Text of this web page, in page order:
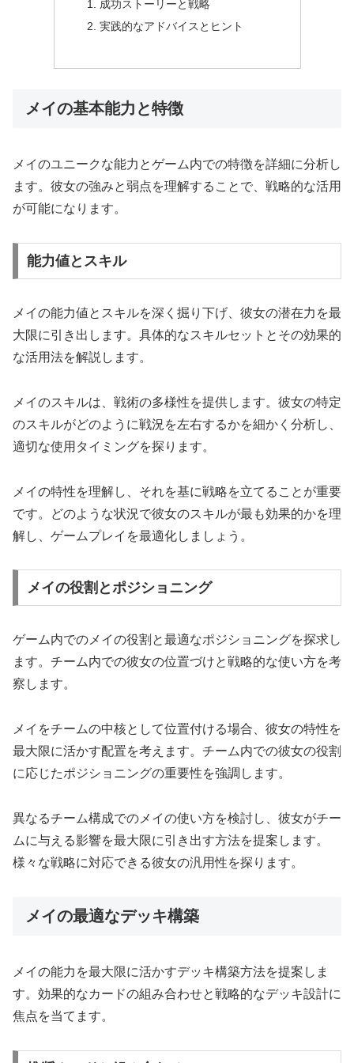
成功ストーリーと戦略
実践的なアドバイスとヒント
メイの基本能力と特徴
メイのユニークな能力とゲーム内での特徴を詳細に分析し
ます。彼女の強みと弱点を理解することで、戦略的な活用
が可能になります。
能力値とスキル
メイの能力値とスキルを深く掘り下げ、彼女の潜在力を最
大限に引き出します。具体的なスキルセットとその効果的
な活用法を解説します。
メイのスキルは、戦術の多様性を提供します。彼女の特定
のスキルがどのように戦況を左右するかを細かく分析し、
適切な使用タイミングを探ります。
メイの特性を理解し、それを基に戦略を立てることが重要
です。どのような状況で彼女のスキルが最も効果的かを理
解し、ゲームプレイを最適化しましょう。
メイの役割とポジショニング
ゲーム内でのメイの役割と最適なポジショニングを探求し
ます。チーム内での彼女の位置づけと戦略的な使い方を考
察します。
メイをチームの中核として位置付ける場合、彼女の特性を
最大限に活かす配置を考えます。チーム内での彼女の役割
に応じたポジショニングの重要性を強調します。
異なるチーム構成でのメイの使い方を検討し、彼女がチー
ムに与える影響を最大限に引き出す方法を提案します。
様々な戦略に対応できる彼女の汎用性を探ります。
メイの最適なデッキ構築
メイの能力を最大限に活かすデッキ構築方法を提案しま
す。効果的なカードの組み合わせと戦略的なデッキ設計に
焦点を当てます。